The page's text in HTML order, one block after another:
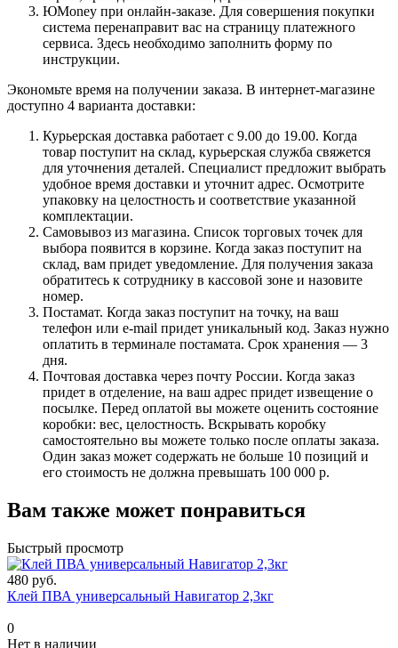
ЮMoney при онлайн-заказе. Для совершения покупки
система перенаправит вас на страницу платежного
сервиса. Здесь необходимо заполнить форму по
инструкции.
Экономьте время на получении заказа. В интернет-магазине
доступно 4 варианта доставки:
Курьерская доставка работает с 9.00 до 19.00. Когда
товар поступит на склад, курьерская служба свяжется
для уточнения деталей. Специалист предложит выбрать
удобное время доставки и уточнит адрес. Осмотрите
упаковку на целостность и соответствие указанной
комплектации.
Самовывоз из магазина. Список торговых точек для
выбора появится в корзине. Когда заказ поступит на
склад, вам придет уведомление. Для получения заказа
обратитесь к сотруднику в кассовой зоне и назовите
номер.
Постамат. Когда заказ поступит на точку, на ваш
телефон или e-mail придет уникальный код. Заказ нужно
оплатить в терминале постамата. Срок хранения — 3
дня.
Почтовая доставка через почту России. Когда заказ
придет в отделение, на ваш адрес придет извещение о
посылке. Перед оплатой вы можете оценить состояние
коробки: вес, целостность. Вскрывать коробку
самостоятельно вы можете только после оплаты заказа.
Один заказ может содержать не больше 10 позиций и
его стоимость не должна превышать 100 000 р.
Вам также может понравиться
Быстрый просмотр
480 руб.
Клей ПВА универсальный Навигатор 2,3кг
0
Нет в наличии